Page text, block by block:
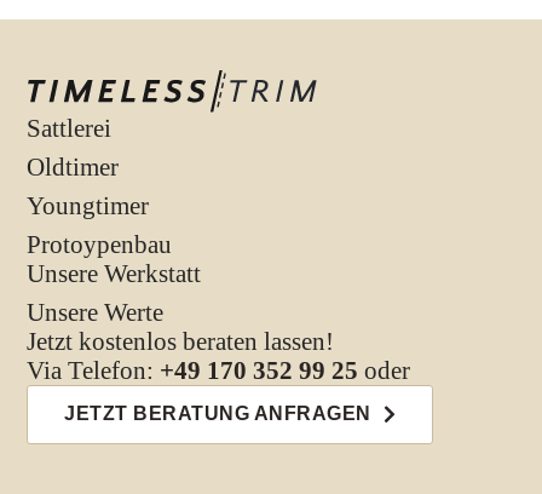
Sattlerei
Oldtimer
Youngtimer
Protoypenbau
Unsere Werkstatt
Unsere Werte
Jetzt kostenlos beraten lassen!
Via Telefon: +49 170 352 99 25 oder
JETZT BERATUNG ANFRAGEN